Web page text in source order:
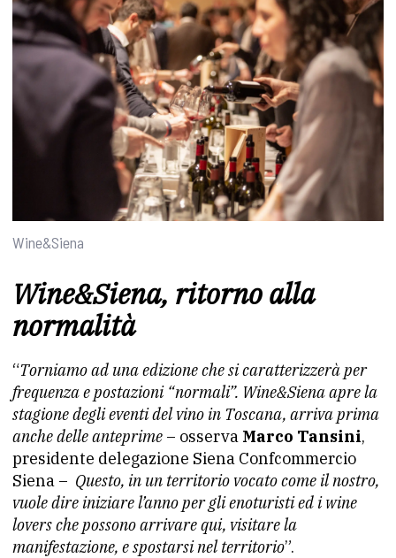
Wine&Siena
Wine&Siena, ritorno alla
normalità
“Torniamo ad una edizione che si caratterizzerà per
frequenza e postazioni “normali”. Wine&Siena apre la
stagione degli eventi del vino in Toscana, arriva prima
anche delle anteprime – osserva Marco Tansini,
presidente delegazione Siena Confcommercio
Siena – Questo, in un territorio vocato come il nostro,
vuole dire iniziare l’anno per gli enoturisti ed i wine
lovers che possono arrivare qui, visitare la
manifestazione, e spostarsi nel territorio”.